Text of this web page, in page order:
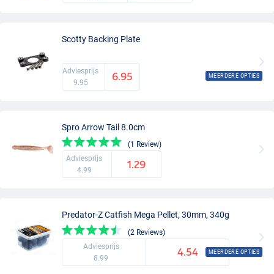
MEERDERE OPTIES
Scotty Backing Plate
Adviesprijs
9.95
6.95
MEERDERE OPTIES
Spro Arrow Tail 8.0cm
(1 Review)
Adviesprijs
4.99
1.29
Predator-Z Catfish Mega Pellet, 30mm, 340g
(2 Reviews)
Adviesprijs
8.99
4.54